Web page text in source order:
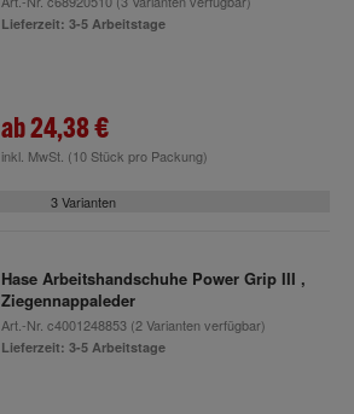
Lieferzeit: 3-5 Arbeitstage
ab24,38 €
inkl. MwSt. (10 Stück pro Packung)
3 Varianten
Hase Arbeitshandschuhe Power Grip III ,
Ziegennappaleder
Art.-Nr. c4001248853(2 Varianten verfügbar)
Lieferzeit: 3-5 Arbeitstage